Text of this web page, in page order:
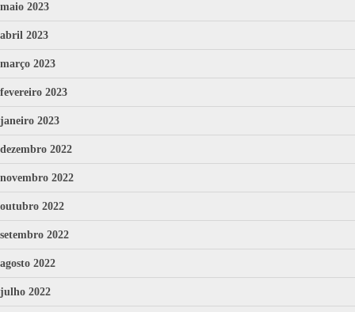
maio 2023
abril 2023
março 2023
fevereiro 2023
janeiro 2023
dezembro 2022
novembro 2022
outubro 2022
setembro 2022
agosto 2022
julho 2022